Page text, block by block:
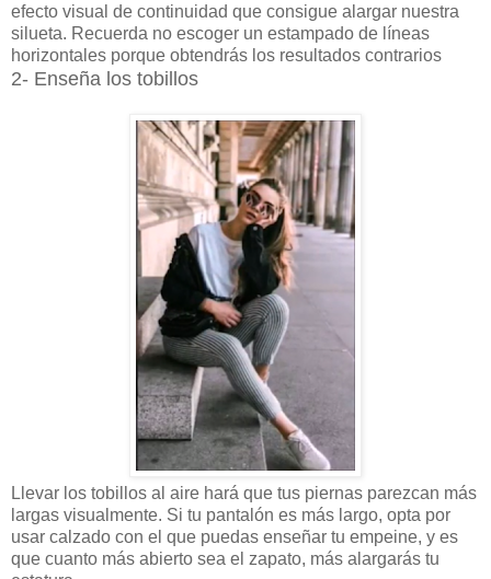
efecto visual de continuidad que consigue alargar nuestra
silueta. Recuerda no escoger un estampado de líneas
horizontales porque obtendrás los resultados contrarios
2- Enseña los tobillos
Llevar los tobillos al aire hará que tus piernas parezcan más
largas visualmente. Si tu pantalón es más largo, opta por
usar calzado con el que puedas enseñar tu empeine, y es
que cuanto más abierto sea el zapato, más alargarás tu